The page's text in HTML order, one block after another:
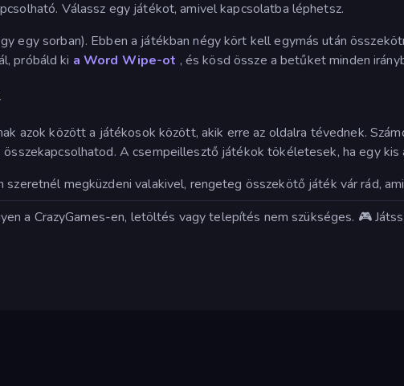
Válassz egy játékot, amivel kapcsolatba léphetsz.
egy sorban). Ebben a játékban négy kört kell egymás után
próbáld ki a Word Wipe-ot , és kösd össze a betűket minden
azok között a játékosok között, akik erre az oldalra tévednek.
összekapcsolhatod. A csempeillesztő játékok tökéletesek, ha egy kis
megküzdeni valakivel, rengeteg összekötő játék vár rád,
a CrazyGames-en, letöltés vagy telepítés nem szükséges. 🎮